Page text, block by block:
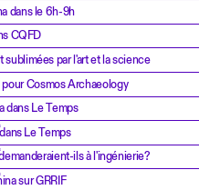
dans le 6h-9h
CQFD
par l'art et la science
Cosmos Archaeology
dans Le Temps
Le Temps
ils à l'ingénierie?
sur GRRIF